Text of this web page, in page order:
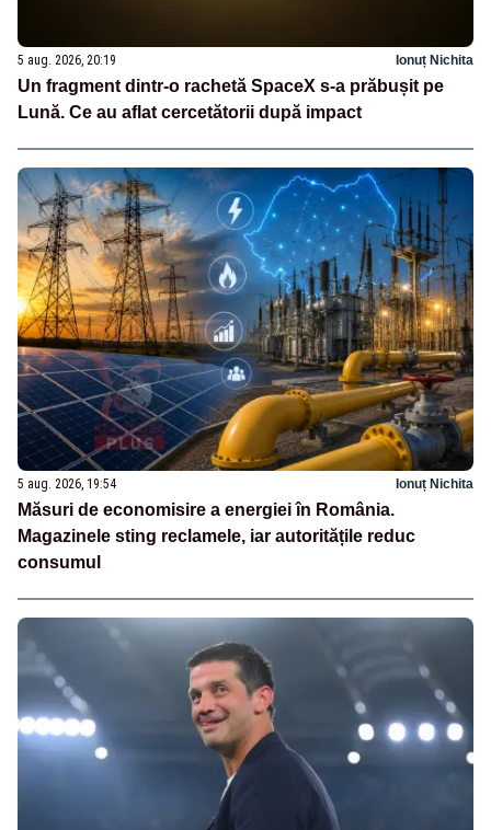
5 aug. 2026, 20:19 Ionuț Nichita
Un fragment dintr-o rachetă SpaceX s-a prăbușit pe
Lună. Ce au aflat cercetătorii după impact
5 aug. 2026, 19:54 Ionuț Nichita
Măsuri de economisire a energiei în România.
Magazinele sting reclamele, iar autoritățile reduc
consumul